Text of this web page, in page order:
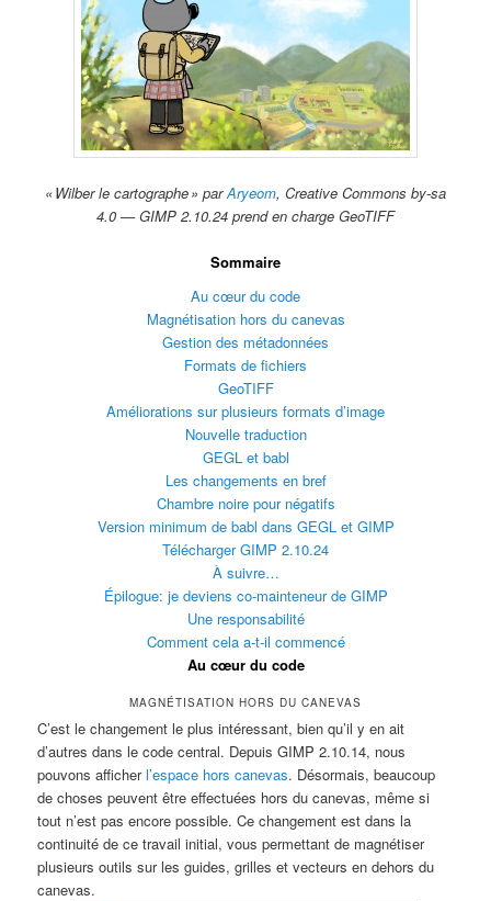
« Wilber le cartographe » parAryeom, Creative Commons by-sa
4.0 — GIMP 2.10.24 prend en charge GeoTIFF
Sommaire
Au cœur du code
Magnétisation hors du canevas
Gestion des métadonnées
Formats de fichiers
GeoTIFF
Améliorations sur plusieurs formats d’image
Nouvelle traduction
GEGL et babl
Les changements en bref
Chambre noire pour négatifs
Version minimum de babl dans GEGL et GIMP
Télécharger GIMP 2.10.24
À suivre…
Épilogue: je deviens co-mainteneur de GIMP
Une responsabilité
Comment cela a-t-il commencé
Au cœur du code
MAGNÉTISATION HORS DU CANEVAS
C’est le changement le plus intéressant, bien qu’il y en ait
d’autres dans le code central. Depuis GIMP 2.10.14, nous
pouvons afficherl’espace hors canevas. Désormais, beaucoup
de choses peuvent être effectuées hors du canevas, même si
tout n’est pas encore possible. Ce changement est dans la
continuité de ce travail initial, vous permettant de magnétiser
plusieurs outils sur les guides, grilles et vecteurs en dehors du
canevas.